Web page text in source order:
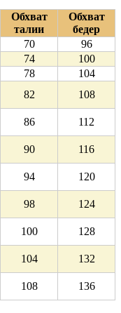
Обхват
талии
Обхват
бедер
70
96
74
100
78
104
82
108
86
112
90
116
94
120
98
124
100
128
104
132
108 136